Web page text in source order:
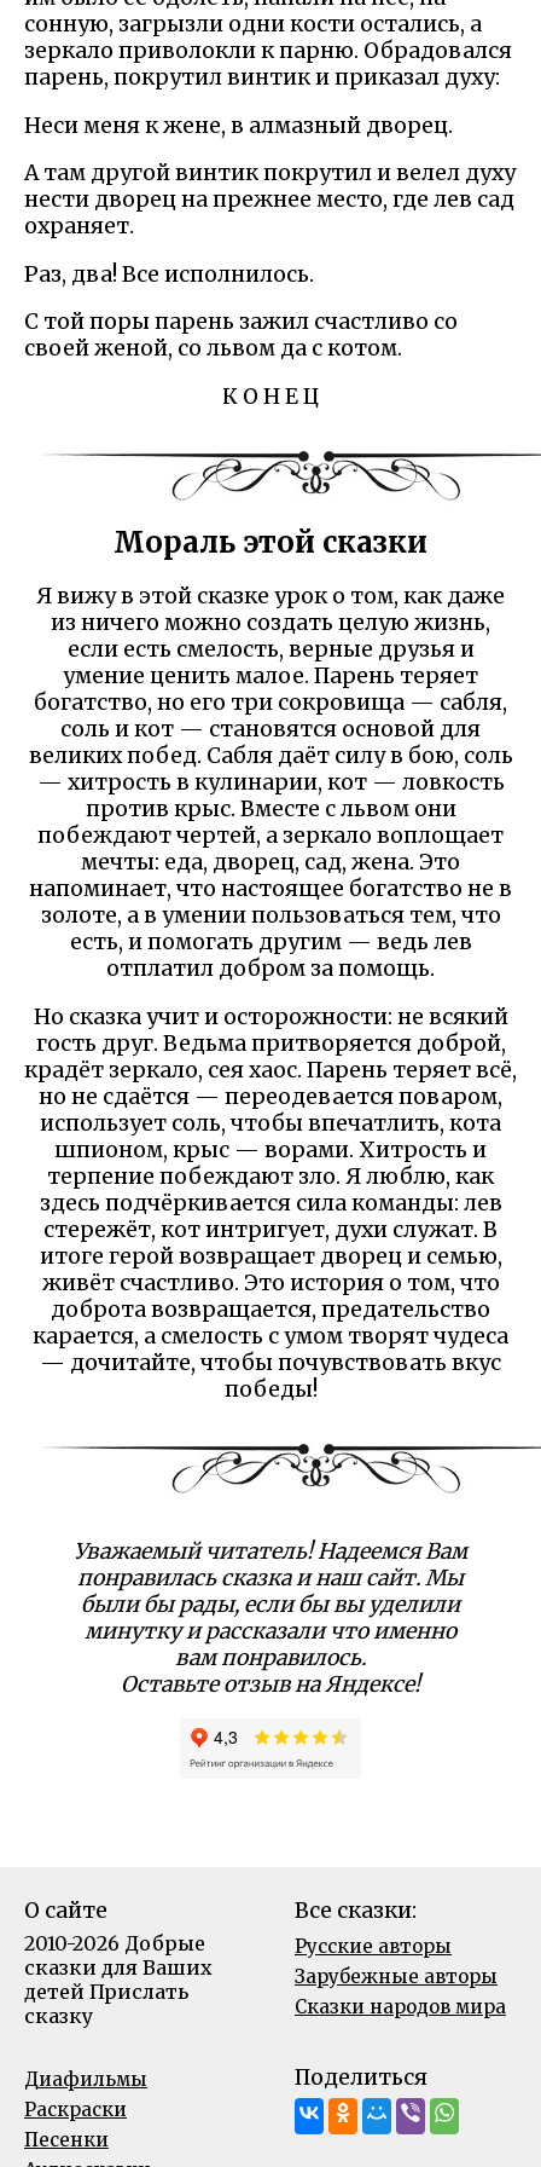
сонную, загрызли одни кости остались, а
зеркало приволокли к парню. Обрадовался
парень, покрутил винтик и приказал духу:
Неси меня к жене, в алмазный дворец.
А там другой винтик покрутил и велел духу
нести дворец на прежнее место, где лев сад
охраняет.
Раз, два! Все исполнилось.
С той поры парень зажил счастливо со
своей женой, со львом да с котом.
К О Н Е Ц
Мораль этой сказки
Я вижу в этой сказке урок о том, как даже
из ничего можно создать целую жизнь,
если есть смелость, верные друзья и
умение ценить малое. Парень теряет
богатство, но его три сокровища — сабля,
соль и кот — становятся основой для
великих побед. Сабля даёт силу в бою, соль
— хитрость в кулинарии, кот — ловкость
против крыс. Вместе с львом они
побеждают чертей, а зеркало воплощает
мечты: еда, дворец, сад, жена. Это
напоминает, что настоящее богатство не в
золоте, а в умении пользоваться тем, что
есть, и помогать другим — ведь лев
отплатил добром за помощь.
Но сказка учит и осторожности: не всякий
гость друг. Ведьма притворяется доброй,
крадёт зеркало, сея хаос. Парень теряет всё,
но не сдаётся — переодевается поваром,
использует соль, чтобы впечатлить, кота
шпионом, крыс — ворами. Хитрость и
терпение побеждают зло. Я люблю, как
здесь подчёркивается сила команды: лев
стережёт, кот интригует, духи служат. В
итоге герой возвращает дворец и семью,
живёт счастливо. Это история о том, что
доброта возвращается, предательство
карается, а смелость с умом творят чудеса
— дочитайте, чтобы почувствовать вкус
победы!
Уважаемый читатель! Надеемся Вам
понравилась сказка и наш сайт. Мы
были бы рады, если бы вы уделили
минутку и рассказали что именно
вам понравилось.
Оставьте отзыв на Яндексе!
О сайте
2010-2026 Добрые
сказки для Ваших
детей Прислать
сказку
Все сказки:
Русские авторы
Зарубежные авторы
Сказки народов мира
Диафильмы
Раскраски
Песенки
Поделиться